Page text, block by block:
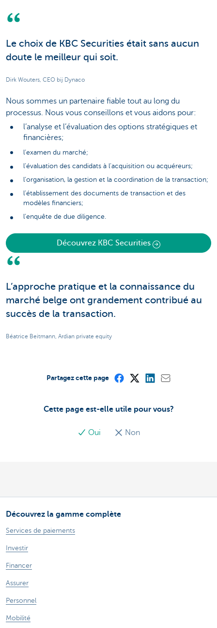
Le choix de KBC Securities était sans aucun
doute le meilleur qui soit.
Dirk Wouters, CEO bij Dynaco
Nous sommes un partenaire fiable tout au long du
processus. Nous vous conseillons et vous aidons pour:
l’analyse et l’évaluation des options stratégiques et
financières;
l’examen du marché;
l’évaluation des candidats à l’acquisition ou acquéreurs;
l’organisation, la gestion et la coordination de la transaction;
l’établissement des documents de transaction et des
modèles financiers;
l’enquête de due diligence.
Découvrez KBC Securities
L’approche pratique et la connaissance du
marché belge ont grandement contribué au
succès de la transaction.
Béatrice Beitmann, Ardian private equity
Cette page est-elle utile pour vous?
Oui Non
Partagez cette page
Découvrez la gamme complète
Services de paiements
Investir
Financer
Assurer
Personnel
Mobilité